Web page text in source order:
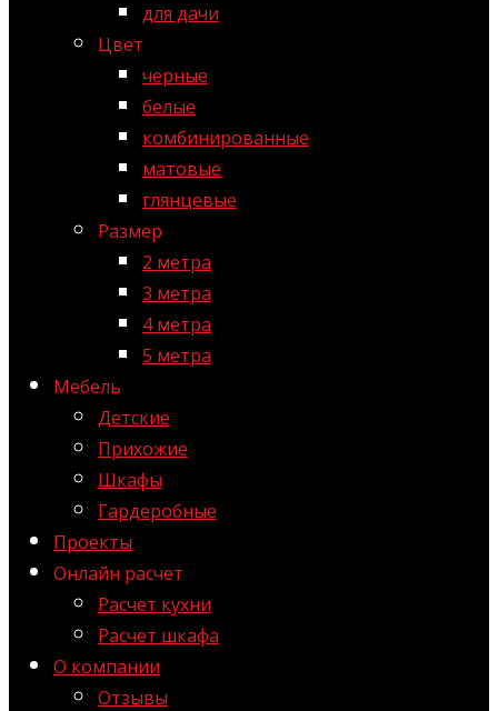
для дачи
Цвет
черные
белые
комбинированные
матовые
глянцевые
Размер
2 метра
3 метра
4 метра
5 метра
Мебель
Детские
Прихожие
Шкафы
Гардеробные
Проекты
Онлайн расчет
Расчет кухни
Расчет шкафа
О компании
Отзывы